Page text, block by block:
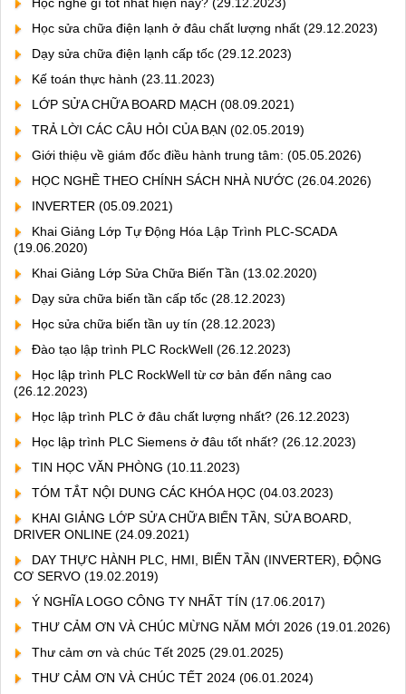
Học sửa chữa điện lạnh ở đâu chất lượng nhất (29.12.2023)
Dạy sửa chữa điện lạnh cấp tốc (29.12.2023)
Kế toán thực hành (23.11.2023)
LỚP SỬA CHỮA BOARD MẠCH (08.09.2021)
TRẢ LỜI CÁC CÂU HỎI CỦA BẠN (02.05.2019)
Giới thiệu về giám đốc điều hành trung tâm: (05.05.2026)
HỌC NGHỀ THEO CHÍNH SÁCH NHÀ NƯỚC (26.04.2026)
INVERTER (05.09.2021)
Khai Giảng Lớp Tự Động Hóa Lập Trình PLC-SCADA
(19.06.2020)
Khai Giảng Lớp Sửa Chữa Biến Tần (13.02.2020)
Dạy sửa chữa biến tần cấp tốc (28.12.2023)
Học sửa chữa biến tần uy tín (28.12.2023)
Đào tạo lập trình PLC RockWell (26.12.2023)
Học lập trình PLC RockWell từ cơ bản đến nâng cao
(26.12.2023)
Học lập trình PLC ở đâu chất lượng nhất? (26.12.2023)
Học lập trình PLC Siemens ở đâu tốt nhất? (26.12.2023)
TIN HỌC VĂN PHÒNG (10.11.2023)
TÓM TẮT NỘI DUNG CÁC KHÓA HỌC (04.03.2023)
KHAI GIẢNG LỚP SỬA CHỮA BIẾN TẦN, SỬA BOARD,
DRIVER ONLINE (24.09.2021)
DAY THỰC HÀNH PLC, HMI, BIẾN TẦN (INVERTER), ĐỘNG
CƠ SERVO (19.02.2019)
Ý NGHĨA LOGO CÔNG TY NHẤT TÍN (17.06.2017)
THƯ CẢM ƠN VÀ CHÚC MỪNG NĂM MỚI 2026 (19.01.2026)
Thư cảm ơn và chúc Tết 2025 (29.01.2025)
THƯ CẢM ƠN VÀ CHÚC TẾT 2024 (06.01.2024)